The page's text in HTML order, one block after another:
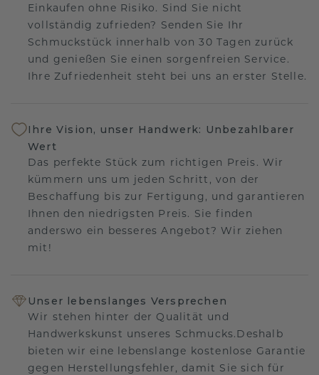
Einkaufen ohne Risiko. Sind Sie nicht
vollständig zufrieden? Senden Sie Ihr
Schmuckstück innerhalb von 30 Tagen zurück
und genießen Sie einen sorgenfreien Service.
Ihre Zufriedenheit steht bei uns an erster Stelle.
Ihre Vision, unser Handwerk: Unbezahlbarer
Wert
Das perfekte Stück zum richtigen Preis. Wir
kümmern uns um jeden Schritt, von der
Beschaffung bis zur Fertigung, und garantieren
Ihnen den niedrigsten Preis. Sie finden
anderswo ein besseres Angebot? Wir ziehen
mit!
Unser lebenslanges Versprechen
Wir stehen hinter der Qualität und
Handwerkskunst unseres Schmucks.Deshalb
bieten wir eine lebenslange kostenlose Garantie
gegen Herstellungsfehler, damit Sie sich für